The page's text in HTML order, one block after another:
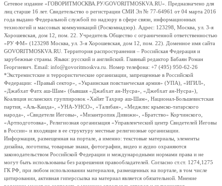
Сетевое издание «ГОВОРИТМОСКВА.РУ/GOVORITMOSKVA.RU». Предназначено для
лиц старше 16 лет. Свидетельство о регистрации СМИ Эл № 77-64961 от 04 марта 2016
года выдано Федеральной службой по надзору в сфере связи, информационных
технологий и массовых коммуникаций (Роскомнадзор). Адрес: 123298, Москва, ул. 3-я
Хорошевская, дом 12, пом. 22. Учредитель Общество с ограниченной ответственностью
«РУ ФМ» (123298 Москва, ул. 3-я Хорошевская, дом 12, пом. 22). Доменное имя сайта
GOVORITMOSKVA.RU. Территория распространения – Российская Федерация и
зарубежные страны. Языки: русский и английский. Главный редактор Бабаян Роман
Георгиевич. Email: info@govoritmoskva.ru. Номер телефона: +7 (495) 950-62-26
*Экстремистские и террористические организации, запрещенные в Российской
Федерации: «Правый сектор», «Украинская повстанческая армия» (УПА), «ИГИЛ»,
«Джабхат Фатх аш-Шам» (бывшая «Джабхат ан-Нусра», «Джебхат ан-Нусра»),
Коалиция исламских группировок «Хайят Тахрир аш-Шам», Национал-Большевистская
партия, «Аль-Каида», «УНА-УНСО», «Талибан», «Меджлис крымско-татарского
народа», «Свидетели Иеговы», «Мизантропик Дивижн», «Братство» Корчинского,
«Артподготовка», Религиозная организация «Управленческий центр Свидетелей Иеговы
в России» и входящие в ее структуру местные религиозные организации.
Информация, размещенная на портале, а именно: текстовые материалы, элементы
дизайна, логотипы, товарные знаки, фотографии, видео и аудио охраняются
законодательством Российской Федерации и международными нормами права и не
могут быть использованы без разрешения правообладателей. Согласно ст.ст. 1274,1275
ГК РФ, при любом использовании материалов, размещенных на портале, в том числе
цитировании, активная гиперссылка на материал является обязательной. Мнение